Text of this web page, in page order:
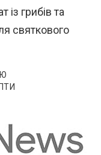
із грибів та
святкового